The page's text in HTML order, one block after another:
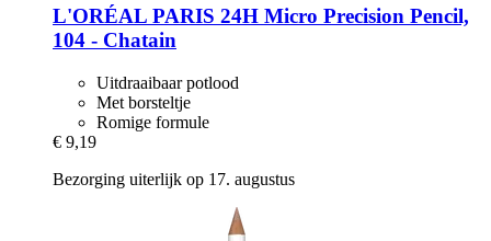
L'ORÉAL PARIS 24H Micro Precision Pencil,
104 -​ Chatain
Uitdraaibaar potlood
Met borsteltje
Romige formule
€ 9,19
Bezorging uiterlijk op 17. augustus